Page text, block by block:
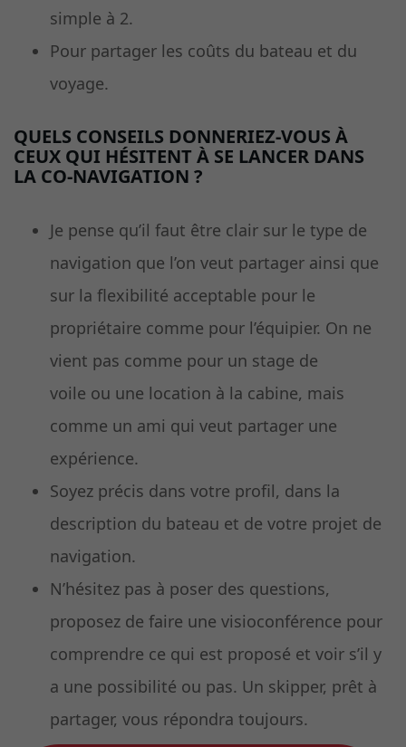
simple à 2.
Pour partager les coûts du bateau et du
voyage.
QUELS CONSEILS DONNERIEZ-VOUS À
CEUX QUI HÉSITENT À SE LANCER DANS
LA CO-NAVIGATION ?
Je pense qu’il faut être clair sur le type de
navigation que l’on veut partager ainsi que
sur la flexibilité acceptable pour le
propriétaire comme pour l’équipier. On ne
vient pas comme pour un stage de
voile ou une location à la cabine, mais
comme un ami qui veut partager une
expérience.
Soyez précis dans votre profil, dans la
description du bateau et de votre projet de
navigation.
N’hésitez pas à poser des questions,
proposez de faire une visioconférence pour
comprendre ce qui est proposé et voir s’il y
a une possibilité ou pas. Un skipper, prêt à
partager, vous répondra toujours.